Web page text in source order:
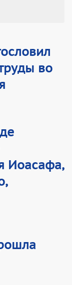
во
Иоасафа,